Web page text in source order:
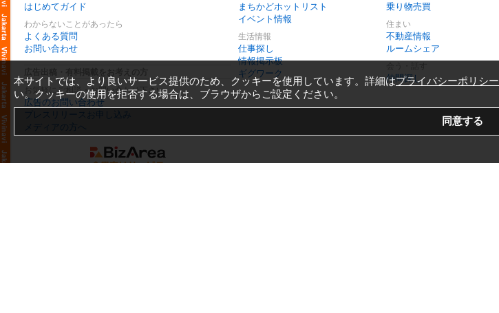
はじめてガイド
わからないことがあったら
よくある質問
お問い合わせ
お気軽にご相談・お問い合わせ下さい
広告のお問い合わせ
プレスリリースお申し込み
メディアの方へ
まちかどホットリスト
イベント情報
生活情報
仕事探し
情報掲示板
ギグワーク
乗り物売買
住まい
不動産情報
ルームシェア
仲間探し
本サイトでは、より良いサービス提供のため、クッキーを使用しています。詳細はプライバシーポリシー
い。クッキーの使用を拒否する場合は、ブラウザからご設定ください。